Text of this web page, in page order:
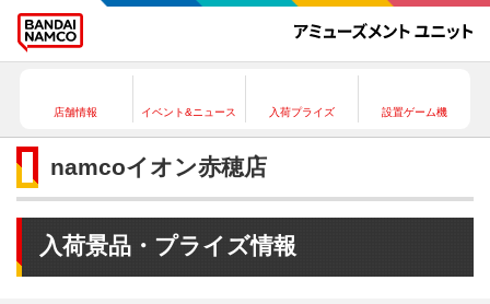
店舗情報 イベント&ニュース 入荷プライズ 設置ゲーム機
namcoイオン赤穂店
入荷景品・プライズ情報